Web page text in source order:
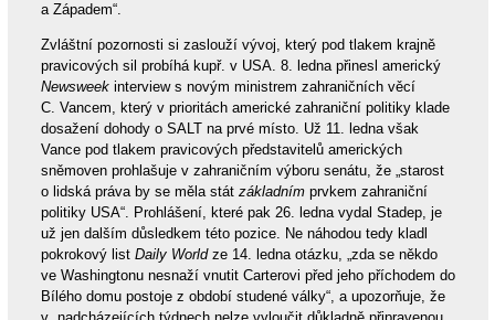
a Západem“.
Zvláštní pozornosti si zaslouží vývoj, který pod tlakem krajně
pravicových sil probíhá kupř. v USA. 8. ledna přinesl americký
Newsweekinterview s novým ministrem zahraničních věcí
C. Vancem, který v prioritách americké zahraniční politiky klade
dosažení dohody o SALT na prvé místo. Už 11. ledna však
Vance pod tlakem pravicových představitelů amerických
sněmoven prohlašuje v zahraničním výboru senátu, že „starost
o lidská práva by se měla stát základnímprvkem zahraniční
politiky USA“. Prohlášení, které pak 26. ledna vydal Stadep, je
už jen dalším důsledkem této pozice. Ne náhodou tedy kladl
pokrokový list Daily Worldze 14. ledna otázku, „zda se někdo
ve Washingtonu nesnaží vnutit Carterovi před jeho příchodem do
Bílého domu postoje z období studené války“, a upozorňuje, že